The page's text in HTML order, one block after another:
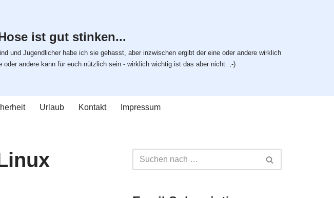
ist gut stinken...
und Jugendlicher habe ich sie gehasst, aber inzwischen ergibt der eine oder andere wirklich
andere kann für euch nützlich sein - wirklich wichtig ist das aber nicht. ;-)
Urlaub Kontakt Impressum